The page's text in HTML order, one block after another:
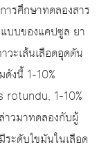
รศึกษาทดลองสาร
บบของแคปซูล ยา
วะเส้นเลือดอุดตัน
งนี้ 1-10%
rotundu, 1-10%
าวมาทดลองกับผู้
ะดับไขมันในเลือด